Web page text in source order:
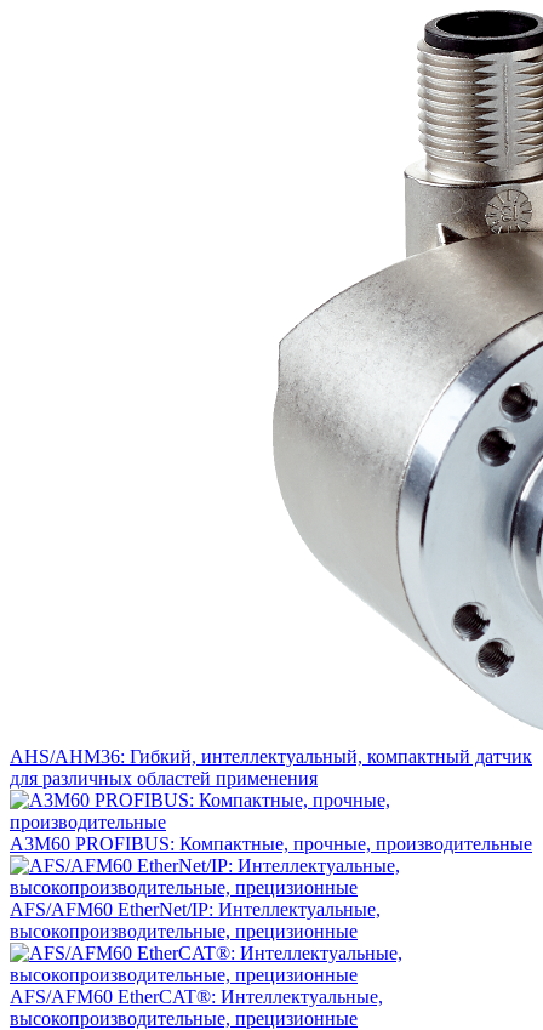
AHS/AHM36: Гибкий, интеллектуальный, компактный датчик
для различных областей применения
A3M60 PROFIBUS: Компактные, прочные, производительные
AFS/AFM60 EtherNet/IP: Интеллектуальные,
высокопроизводительные, прецизионные
AFS/AFM60 EtherCAT®: Интеллектуальные,
высокопроизводительные, прецизионные